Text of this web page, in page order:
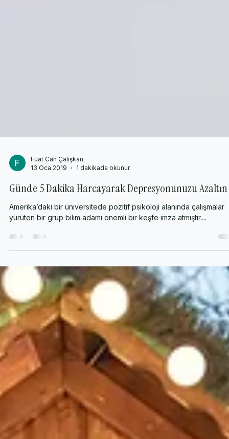
Fuat Can Çalışkan
13 Oca 2019
1 dakikada okunur
Günde 5 Dakika Harcayarak Depresyonunuzu Azaltın
Amerika’daki bir üniversitede pozitif psikoloji alanında çalışmalar
yürüten bir grup bilim adamı önemli bir keşfe imza atmıştır....